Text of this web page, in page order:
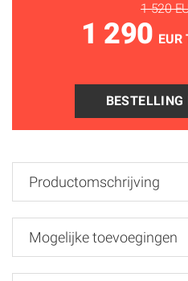
1 520
1 290 EUR
Productomschrijving
Mogelijke toevoegingen